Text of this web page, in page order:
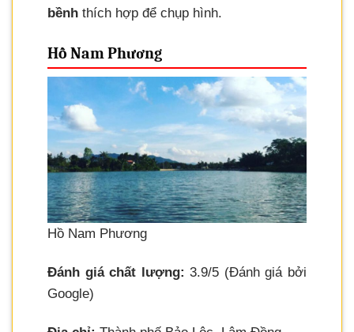
bềnh thích hợp để chụp hình.
Hồ Nam Phương
Hồ Nam Phương
Đánh giá chất lượng: 3.9/5 (Đánh giá bởi
Google)